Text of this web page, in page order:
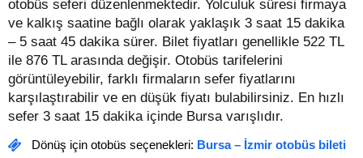
otobüs seferi düzenlenmektedir. Yolculuk süresi firmaya
ve kalkış saatine bağlı olarak yaklaşık 3 saat 15 dakika
– 5 saat 45 dakika sürer. Bilet fiyatları genellikle 522 TL
ile 876 TL arasında değişir. Otobüs tarifelerini
görüntüleyebilir, farklı firmaların sefer fiyatlarını
karşılaştırabilir ve en düşük fiyatı bulabilirsiniz. En hızlı
sefer 3 saat 15 dakika içinde Bursa varışlıdır.
Dönüş için otobüs seçenekleri: Bursa – İzmir otobüs bileti